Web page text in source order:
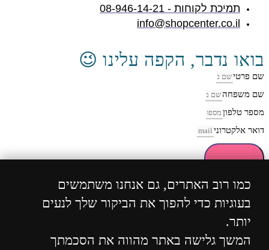
כמו רוב האתרים, גם אנחנו משתמשים
בעוגיות כדי להפוך את הביקור שלך לנעים
יותר.
המשך גלישה באתר מהווה את הסכמתך
תמיכת לקוחות - 08-946-14-21
info@shopcenter.co.il
בואו נדבר, הקפה עלינו 😉
שם פרטי
שם משפחה
מספר טלפון
דואר אלקטרוני
כל הזכויות שמורות 2004 - 2024 © ShopCenter